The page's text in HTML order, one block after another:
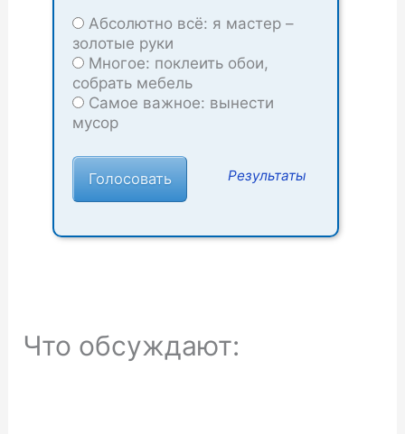
Абсолютно всё: я мастер –
золотые руки
Многое: поклеить обои,
собрать мебель
Самое важное: вынести
мусор
Результаты
Что обсуждают: